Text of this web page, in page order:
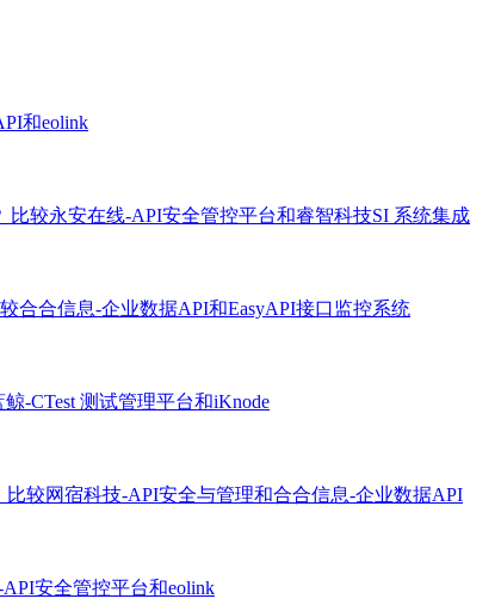
和eolink
比较永安在线-API安全管控平台和睿智科技SI 系统集成
合合信息-企业数据API和EasyAPI接口监控系统
-CTest 测试管理平台和iKnode
比较网宿科技-API安全与管理和合合信息-企业数据API
安全管控平台和eolink